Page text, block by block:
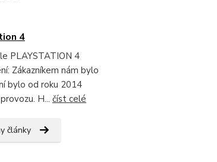
4
PLAYSTATION 4
Zákazníkem nám bylo
bylo od roku 2014
H... číst celé
články